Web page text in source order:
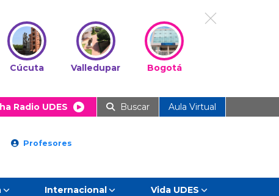
Cúcuta Valledupar Bogotá
Radio UDES Buscar Aula Virtual
Profesores
Internacional Vida UDES